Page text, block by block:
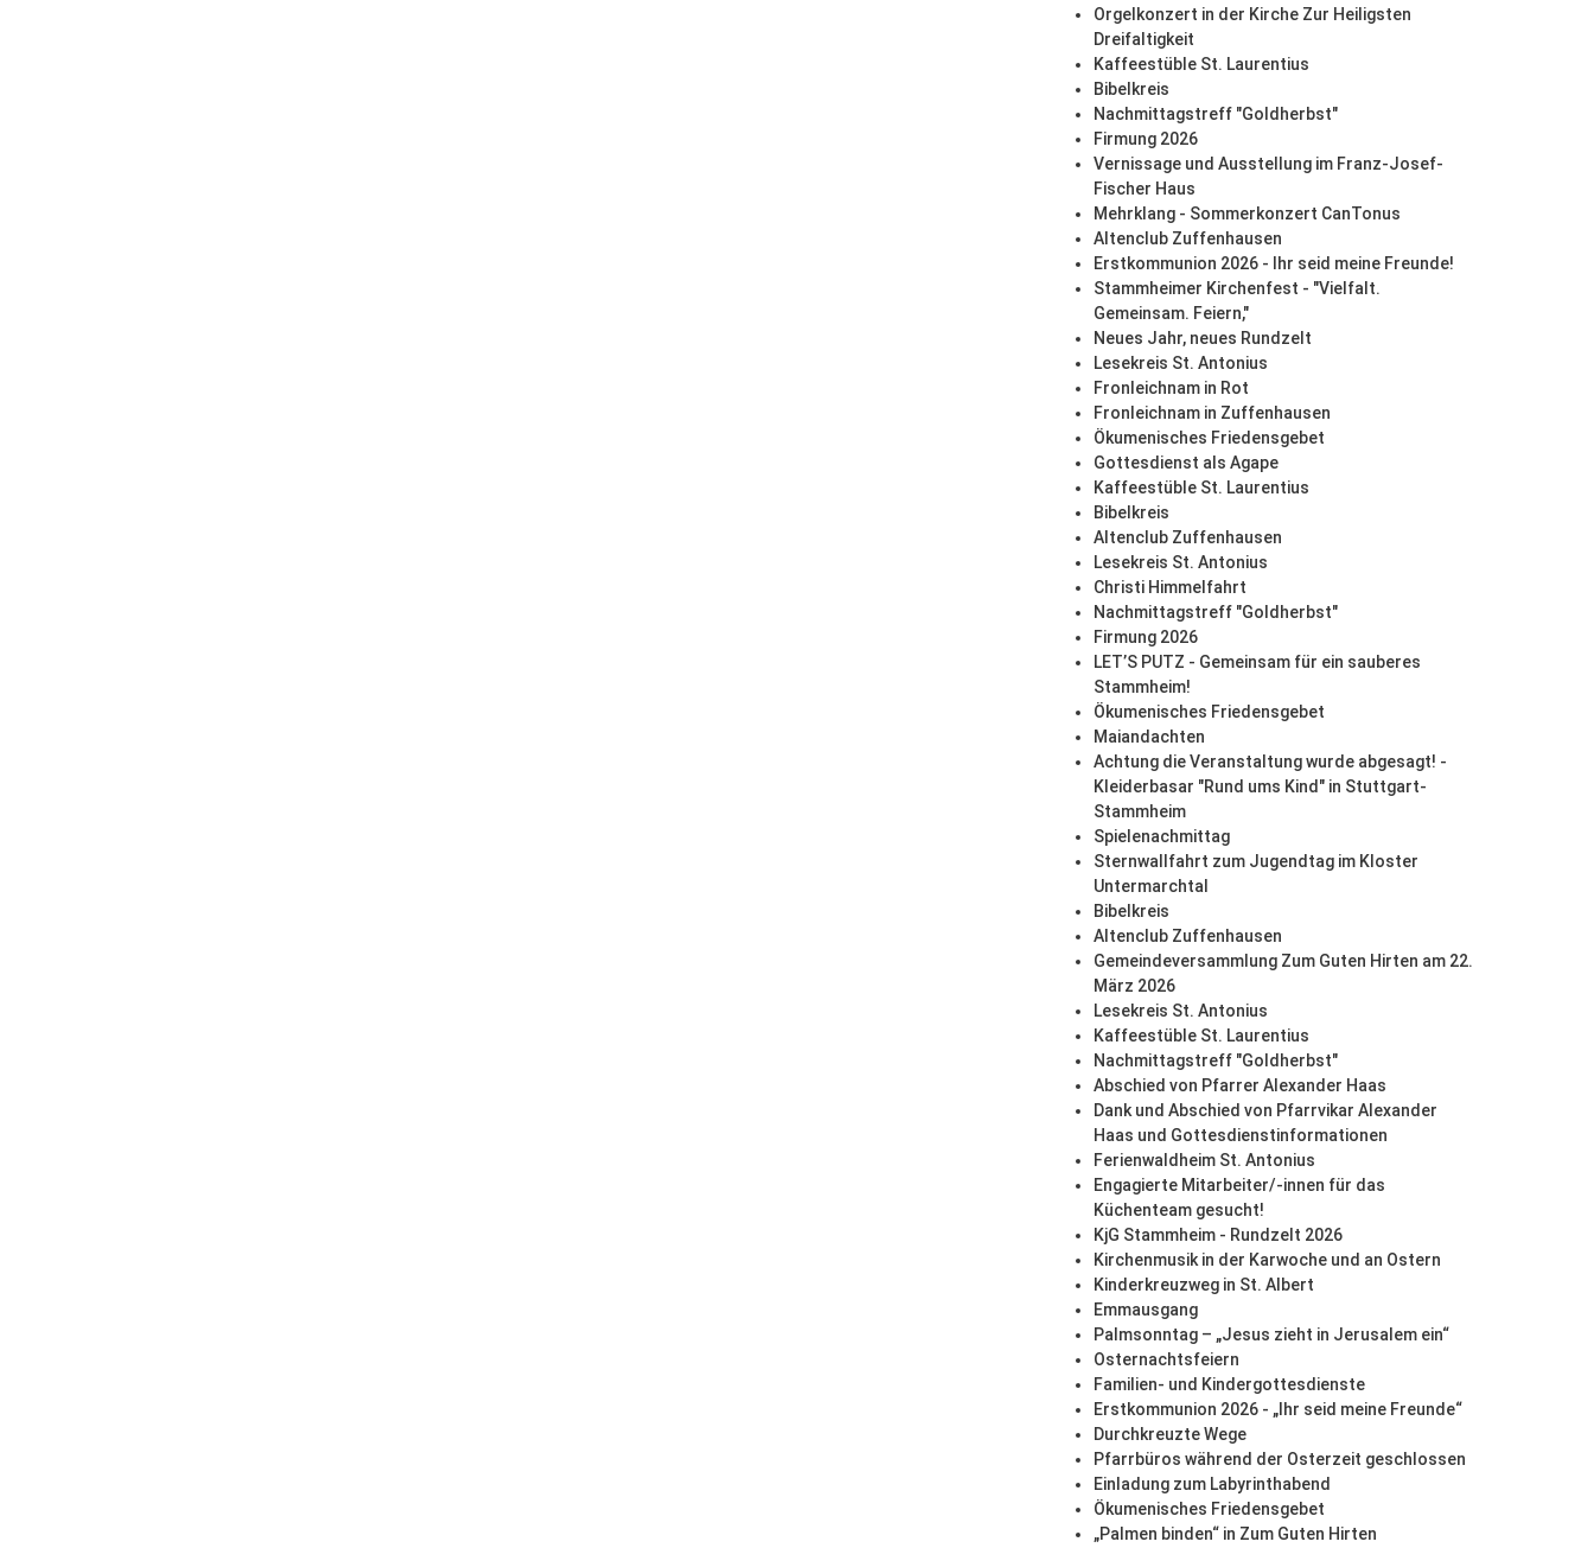
Orgelkonzert in der Kirche Zur Heiligsten
Dreifaltigkeit
Kaffeestüble St. Laurentius
Bibelkreis
Nachmittagstreff "Goldherbst"
Firmung 2026
Vernissage und Ausstellung im Franz-Josef-
Fischer Haus
Mehrklang - Sommerkonzert CanTonus
Altenclub Zuffenhausen
Erstkommunion 2026 - Ihr seid meine Freunde!
Stammheimer Kirchenfest - "Vielfalt.
Gemeinsam. Feiern,"
Neues Jahr, neues Rundzelt
Lesekreis St. Antonius
Fronleichnam in Rot
Fronleichnam in Zuffenhausen
Ökumenisches Friedensgebet
Gottesdienst als Agape
Kaffeestüble St. Laurentius
Bibelkreis
Altenclub Zuffenhausen
Lesekreis St. Antonius
Christi Himmelfahrt
Nachmittagstreff "Goldherbst"
Firmung 2026
LET’S PUTZ - Gemeinsam für ein sauberes
Stammheim!
Ökumenisches Friedensgebet
Maiandachten
Achtung die Veranstaltung wurde abgesagt! -
Kleiderbasar "Rund ums Kind" in Stuttgart-
Stammheim
Spielenachmittag
Sternwallfahrt zum Jugendtag im Kloster
Untermarchtal
Bibelkreis
Altenclub Zuffenhausen
Gemeindeversammlung Zum Guten Hirten am 22.
März 2026
Lesekreis St. Antonius
Kaffeestüble St. Laurentius
Nachmittagstreff "Goldherbst"
Abschied von Pfarrer Alexander Haas
Dank und Abschied von Pfarrvikar Alexander
Haas und Gottesdienstinformationen
Ferienwaldheim St. Antonius
Engagierte Mitarbeiter/-innen für das
Küchenteam gesucht!
KjG Stammheim - Rundzelt 2026
Kirchenmusik in der Karwoche und an Ostern
Kinderkreuzweg in St. Albert
Emmausgang
Palmsonntag – „Jesus zieht in Jerusalem ein“
Osternachtsfeiern
Familien- und Kindergottesdienste
Erstkommunion 2026 - „Ihr seid meine Freunde“
Durchkreuzte Wege
Pfarrbüros während der Osterzeit geschlossen
Einladung zum Labyrinthabend
Ökumenisches Friedensgebet
„Palmen binden“ in Zum Guten Hirten